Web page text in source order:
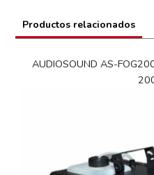
Productos relacionados
AUDIOSOUND AS-